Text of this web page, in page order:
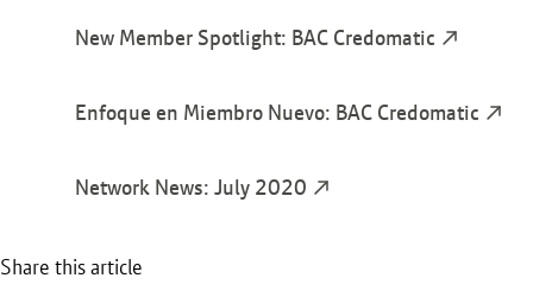
New Member Spotlight: BAC Credomatic
Enfoque en Miembro Nuevo: BAC Credomatic
Network News: July 2020
Share this article